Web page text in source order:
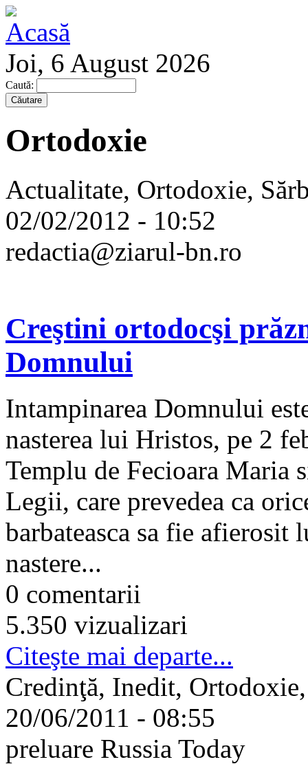
Joi, 6 August 2026
Caută:
Ortodoxie
Actualitate, Ortodoxie,
02/02/2012 - 10:52
redactia@ziarul-bn.ro
Creştini ortodocşi
Domnului
Intampinarea Domnului
nasterea lui Hristos, pe 2
Templu de Fecioara
Legii, care prevedea ca
barbateasca sa fie afierosit
nastere...
0 comentarii
5.350 vizualizari
Citeşte mai departe...
Credinţă, Inedit,
20/06/2011 - 08:55
preluare Russia Today